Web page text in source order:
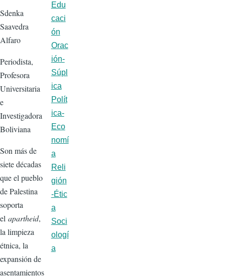
Sdenka
Saavedra
Alfaro
Periodista,
Profesora
Universitaria
e
Investigadora
Boliviana
Son más de
siete décadas
que el pueblo
de Palestina
soporta
el apartheid,
la limpieza
étnica, la
expansión de
asentamientos
Edu
caci
ón
Orac
ión-
Súpl
ica
Polít
ica-
Eco
nomí
a
Reli
gión
-Étic
a
Soci
ologí
a